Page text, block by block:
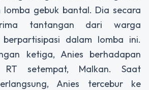
gebuk bantal. Dia secara
tantangan dari warga
dalam lomba ini.
ketiga, Anies berhadapan
setempat, Malkan. Saat
Anies tercebur ke